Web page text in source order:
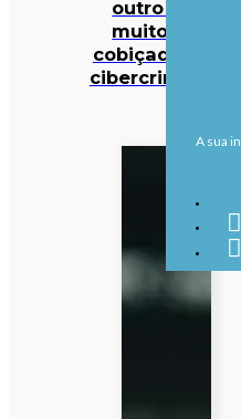
outro dado
muito mais
cobiçado pelos
cibercriminosos
A sua